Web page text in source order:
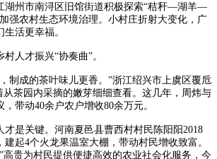
湖州市南浔区旧馆街道积极探索“秸秆—湖羊—
强农村生态环境治理。小村庄折射大变化，广
活更幸福。
才振兴“协奏曲”。
成的茶叶味儿更香。”浙江绍兴市上虞区覆卮
从茶园内采摘的嫩芽细细查看。这几年，周炜与
带动40余户农户增收80余万元。
是关键。河南夏邑县曹西村村民陈阳阳2018
起4个火龙果温室大棚，带动村民增收致富。
高贵为村民提供便捷高效的农业社会化服务，今